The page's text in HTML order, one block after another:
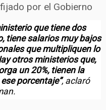
por el Gobierno
que tiene dos
tiene salarios muy bajos
que multipliquen lo
otros ministerios que,
un 20%, tienen la
porcentaje”, aclaró